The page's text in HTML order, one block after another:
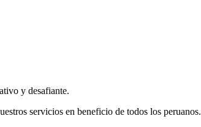
y desafiante.
servicios en beneficio de todos los peruanos.